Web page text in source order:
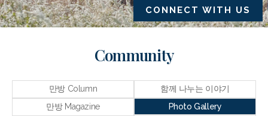
CONNECT WITH US
Community
만방 Column
함께 나누는 이야기
만방 Magazine
Photo Gallery